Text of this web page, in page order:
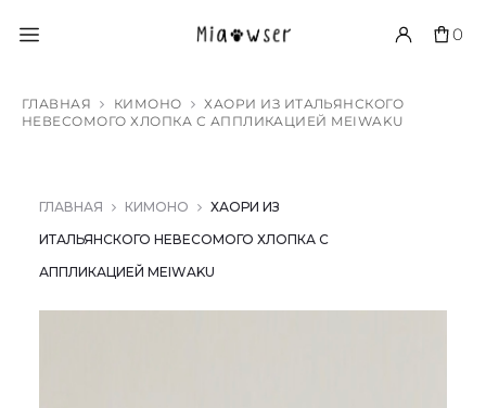
0
ГЛАВНАЯ КИМОНО
ХАОРИ ИЗ ИТАЛЬЯНСКОГО
НЕВЕСОМОГО ХЛОПКА С АППЛИКАЦИЕЙ MEIWAKU
ГЛАВНАЯ КИМОНО
ХАОРИ ИЗ
ИТАЛЬЯНСКОГО НЕВЕСОМОГО ХЛОПКА С
АППЛИКАЦИЕЙ MEIWAKU